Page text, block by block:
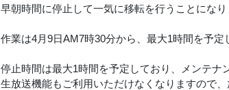
早朝時間に停止して一気に移転を行うことになり
作業は4月9日AM7時30分から、最大1時間を予定
停止時間は最大1時間を予定しており、メンテ
生放送機能もご利用いただけなくなりますので